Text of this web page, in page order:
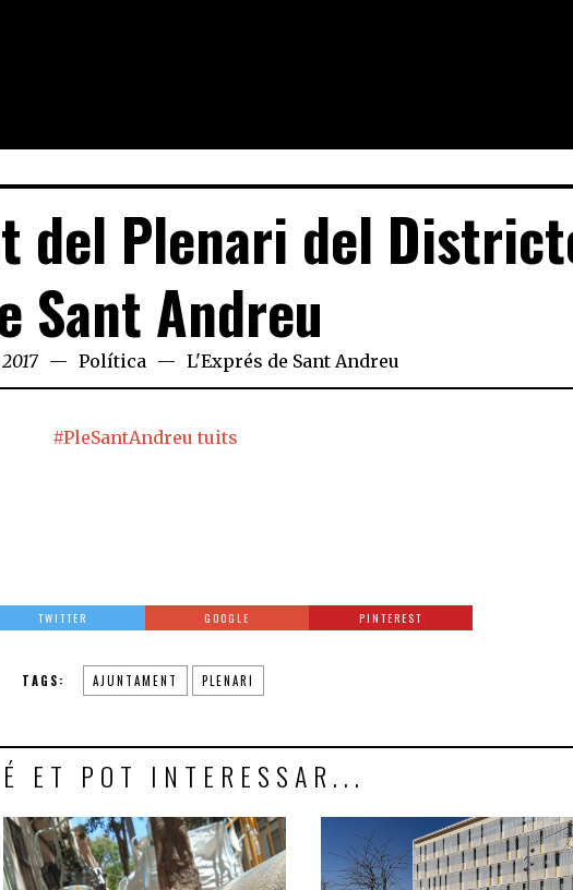
del Plenari del
Sant Andreu
Política L'Exprés de Sant Andreu
#PleSantAndreu tuits
TWITTER GOOGLE PINTEREST
TAGS: AJUNTAMENT PLENARI
ET POT INTERESSAR...